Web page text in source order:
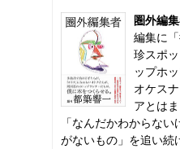
圏外編
編集に「
珍スポ
ップホ
オケス
アとは
「なんだかわからな
がないもの」を追い続